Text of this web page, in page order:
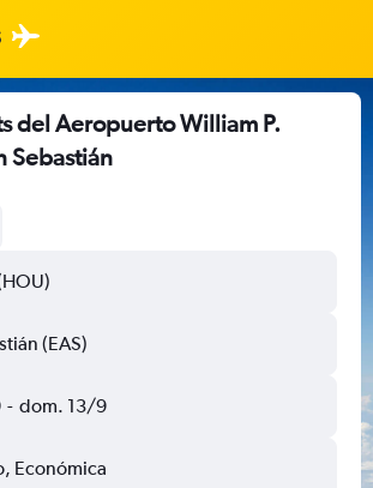
del Aeropuerto William P.
Sebastián
(EAS)
- dom. 13/9
Económica